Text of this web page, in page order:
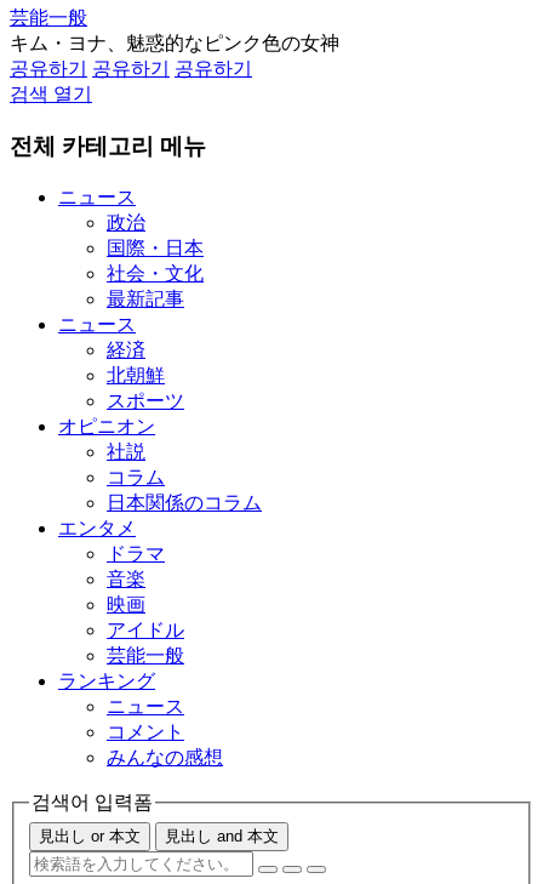
芸能一般
キム・ヨナ、魅惑的なピンク色の女神
공유하기
공유하기
공유하기
검색 열기
전체 카테고리 메뉴
ニュース
政治
国際・日本
社会・文化
最新記事
ニュース
経済
北朝鮮
スポーツ
オピニオン
社説
コラム
日本関係のコラム
エンタメ
ドラマ
音楽
映画
アイドル
芸能一般
ランキング
ニュース
コメント
みんなの感想
검색어 입력폼
見出し or 本文 見出し and 本文